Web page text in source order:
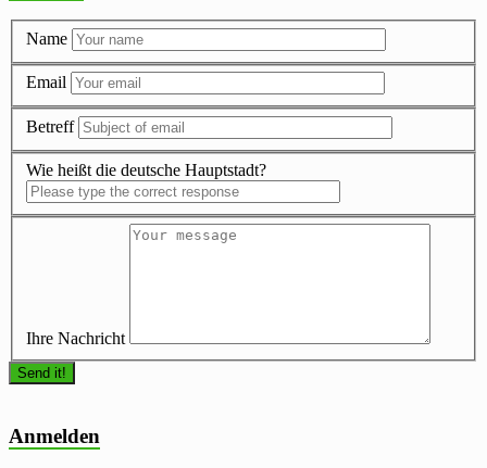
Name
Email
Betreff
Wie heißt die deutsche Hauptstadt?
Ihre Nachricht
Anmelden